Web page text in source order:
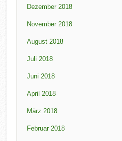
Dezember 2018
November 2018
August 2018
Juli 2018
Juni 2018
April 2018
März 2018
Februar 2018